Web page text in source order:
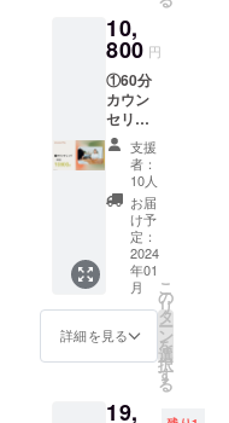
教育
カード5
枚
困った
時に正
しい情
報にア
クセス
できる
性教育
に関す
るカー
ドで
す。
「大切
けど恥
ずかし
だ話せ
汁、ハ
チミ
ツ、ヒ
メコウ
ジ葉エ
キス、
CBD乳
化物
3%、
ティー
ツリー
葉油、
ラベン
ダー
油、ラ
酸ポリ
グリセ
クエン
さい。
※缶のデ
ザイン
は変更
される
可能性
があり
ます。
※原材料
に小
麦・
乳・卵
を含む
※賞味期
限：お
り約3週
間
ステッ
を無断
で転
載・公
開する
ことは
禁止と
させて
いただ
きま
す。
動画を
予定し
ていま
す。 ※
メン
バーか
らのお
礼及び
報告を
させて
いただ
く予定
です。
※視聴期
間・回
数に期
限はご
ターン
10,
800 円
①60分
カウン
セリン
ング
（オン
ライ
ン） 性
の悩み
は誰で
も抱え
るも
の。 そ
れでも
人に打
ち明け
られな
たくさ
支援
者：
10人
お届
け予
定：
2024
年01
月
詳細を見る
こ
の
リ
タ
ー
ン
を
選
択
す
る
19,